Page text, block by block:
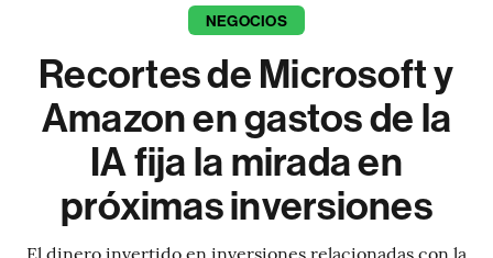
NEGOCIOS
Recortes de Microsoft y
Amazon en gastos de la
IA fija la mirada en
próximas inversiones
El dinero invertido en inversiones relacionadas con la